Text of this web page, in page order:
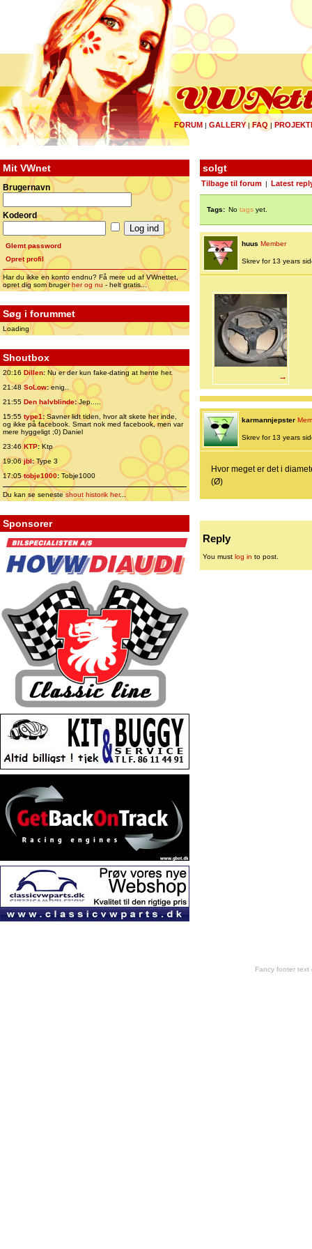
FORUM | GALLERY|FAQ |
Mit VWnet
Brugernavn
Kodeord
Glemt password
Opret profil
Har du ikke en konto endnu? Få mere ud af VWnettet,
opret dig som brugerher og nu - helt gratis...
Søg i forummet
Loading
Shoutbox
20:16 Dillen: Nu er der kun fake-dating at hente her.
21:48 SoLow:enig..
21:55 Den halvblinde:Jep.....
15:55 type1:Savner lidt tiden, hvor alt skete her inde,
og ikke på facebook. Smart nok med facebook, men var
mere hyggeligt ;0) Daniel
23:46 KTP:Ktp
19:06jbl:Type 3
17:05tobje1000: Tobje1000
Du kan se senesteshout historik her...
Sponsorer
solgt
Tilbage til forum Latest
Tags: No tags yet.
huus Member
Skrev for 13 years
→
karmannjepster
Skrev for 13 years
Hvor meget er det i
(Ø)
Reply
You must log in to post.
Fancy footer